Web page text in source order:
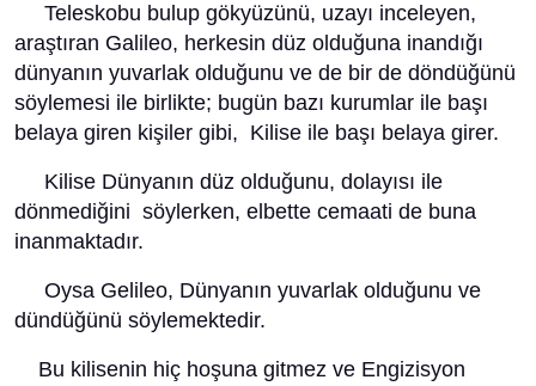
Teleskobu bulup gökyüzünü, uzayı inceleyen,
araştıran Galileo, herkesin düz olduğuna inandığı
dünyanın yuvarlak olduğunu ve de bir de döndüğünü
söylemesi ile birlikte; bugün bazı kurumlar ile başı
belaya giren kişiler gibi, Kilise ile başı belaya girer.
Kilise Dünyanın düz olduğunu, dolayısı ile
dönmediğini söylerken, elbette cemaati de buna
inanmaktadır.
Oysa Gelileo, Dünyanın yuvarlak olduğunu ve
dündüğünü söylemektedir.
Bu kilisenin hiç hoşuna gitmez ve Engizisyon